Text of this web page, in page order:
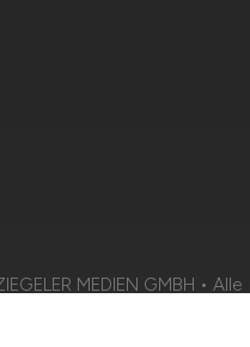
MEDIEN GMBH • Alle